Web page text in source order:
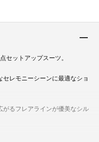
セットアップスーツ。
セレモニーシーンに最適なショ
がるフレアラインが優美なシル